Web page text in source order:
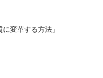
変革する方法」